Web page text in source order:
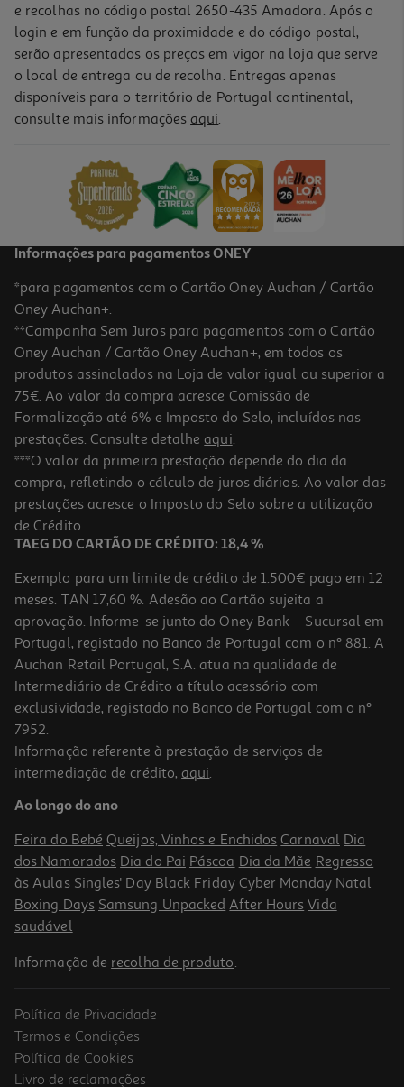
Máquina De Lavar Roupa Bosch Wgg254z4es - Branco A 10kg
539,99 €
4.7 (3957)
Máquina De Lavar Roupa Lg F4wr5013a6w - Branco A 13kg
649.99 €/un
649,99 €
4.3
Máquina De Lavar Roupa Lg F4x1009nwk - Branco A 9kg
439.99 €/un
439,99 €
e recolhas no código postal 2650-435 Amadora. Após o
login e em função da proximidade e do código postal,
serão apresentados os preços em vigor na loja que serve
o local de entrega ou de recolha. Entregas apenas
disponíveis para o território de Portugal continental,
consulte mais informações aqui.
Informações para pagamentos ONEY
*para pagamentos com o Cartão Oney Auchan / Cartão
Oney Auchan+.
**Campanha Sem Juros para pagamentos com o Cartão
Oney Auchan / Cartão Oney Auchan+, em todos os
produtos assinalados na Loja de valor igual ou superior a
75€. Ao valor da compra acresce Comissão de
Formalização até 6% e Imposto do Selo, incluídos nas
prestações. Consulte detalhe aqui.
***O valor da primeira prestação depende do dia da
compra, refletindo o cálculo de juros diários. Ao valor das
prestações acresce o Imposto do Selo sobre a utilização
de Crédito.
TAEG DO CARTÃO DE CRÉDITO: 18,4 %
Exemplo para um limite de crédito de 1.500€ pago em 12
meses. TAN 17,60 %. Adesão ao Cartão sujeita a
aprovação. Informe-se junto do Oney Bank – Sucursal em
Portugal, registado no Banco de Portugal com o nº 881. A
Auchan Retail Portugal, S.A. atua na qualidade de
Intermediário de Crédito a título acessório com
exclusividade, registado no Banco de Portugal com o nº
7952.
Informação referente à prestação de serviços de
intermediação de crédito, aqui.
Ao longo do ano
Feira do Bebé Queijos, Vinhos e Enchidos Carnaval Dia
dos Namorados Dia do Pai Páscoa Dia da Mãe Regresso
às Aulas Singles' Day Black Friday Cyber Monday Natal
Boxing Days Samsung Unpacked After Hours Vida
saudável
Informação de recolha de produto.
Política de Privacidade
Termos e Condições
Política de Cookies
Livro de reclamações